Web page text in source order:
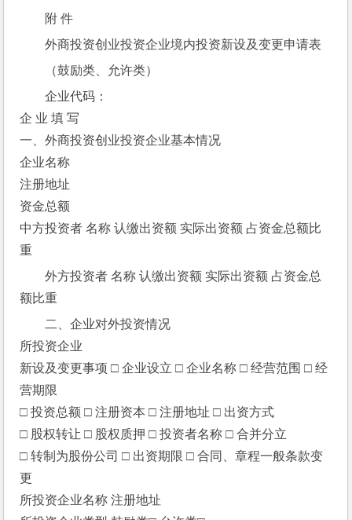
附 件
外商投资创业投资企业境内投资新设及变更申请表
（鼓励类、允许类）
企业代码：
企 业 填 写
一、外商投资创业投资企业基本情况
企业名称
注册地址
资金总额
中方投资者 名称 认缴出资额 实际出资额 占资金总额比
重
外方投资者 名称 认缴出资额 实际出资额 占资金总
额比重
二、企业对外投资情况
所投资企业
新设及变更事项 □ 企业设立 □ 企业名称 □ 经营范围 □ 经
营期限
□ 投资总额 □ 注册资本 □ 注册地址 □ 出资方式
□ 股权转让 □ 股权质押 □ 投资者名称 □ 合并分立
□ 转制为股份公司 □ 出资期限 □ 合同、章程一般条款变
更
所投资企业名称 注册地址